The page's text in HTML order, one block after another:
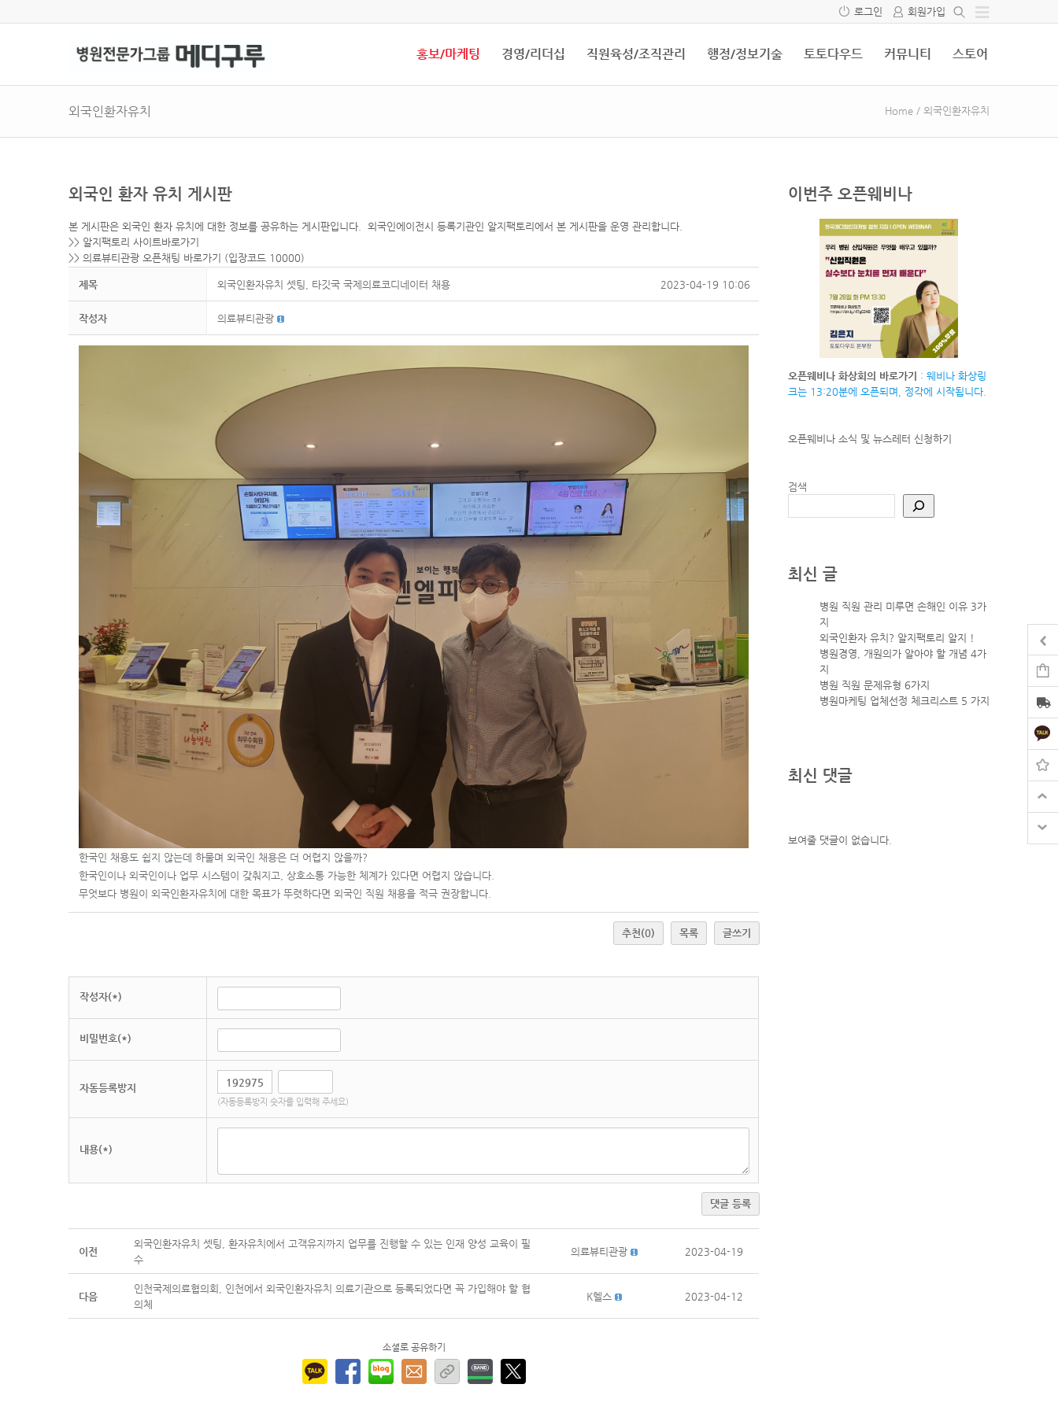
로그인 회원가입
홍보/마케팅 경영/리더십 직원육성/조직관리 행정/정보기술 토토다우드 커뮤니티 스토어
외국인환자유치 Home / 외국인환자유치
외국인 환자 유치 게시판
본 게시판은 외국인 환자 유치에 대한 정보를 공유하는 게시판입니다. 외국인에이전시 등록기관인 알지팩토리에서 본 게시판을 운영 관리합니다.
>> 알지팩토리 사이트바로가기
>> 의료뷰티관광 오픈채팅 바로가기 (입장코드 10000)
제목 외국인환자유치 셋팅, 타깃국 국제의료코디네이터 채용 2023-04-19 10:06
작성자 의료뷰티관광
한국인 채용도 쉽지 않는데 하물며 외국인 채용은 더 어렵지 않을까?
한국인이나 외국인이나 업무 시스템이 갖춰지고, 상호소통 가능한 체계가 있다면 어렵지 않습니다.
무엇보다 병원이 외국인환자유치에 대한 목표가 뚜렷하다면 외국인 직원 채용을 적극 권장합니다.
추천(0) 목록 글쓰기
작성자(*)
비밀번호(*)
자동등록방지
(자동등록방지 숫자를 입력해 주세요)
내용(*)
댓글 등록
이전
외국인환자유치 셋팅, 환자유치에서 고객유지까지 업무를 진행할 수 있는 인재 양성 교육이 필
수
의료뷰티관광 2023-04-19
다음
인천국제의료협의회, 인천에서 외국인환자유치 의료기관으로 등록되었다면 꼭 가입해야 할 협
의체
K헬스 2023-04-12
소셜로 공유하기
이번주 오픈웨비나
오픈웨비나 화상회의 바로가기
: 웨비나 화상링
크는 13:20분에 오픈되며, 정각에 시작됩니다.
오픈웨비나 소식 및 뉴스레터 신청하기
검색
최신 글
병원 직원 관리 미루면 손해인 이유 3가
지
외국인환자 유치? 알지팩토리 알지 !
병원경영, 개원의가 알아야 할 개념 4가
지
병원 직원 문제유형 6가지
병원마케팅 업체선정 체크리스트 5 가지
최신 댓글
보여줄 댓글이 없습니다.